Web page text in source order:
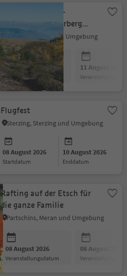
Shuttle Naturns -
Schartegg/Nörderberg
(Hinfahrt)
Naturns, Meran und Umgebung
08 August 2026
Veranstaltungsdatum
11 August 2026
Flugfest
Sterzing, Sterzing und Umgebung
08 August 2026
Startdatum
10 August 2026
Enddatum
Rafting auf der Etsch für
die ganze Familie
Partschins, Meran und Umgebung
08 August 2026
Veranstaltungsdatum
08 August 2026